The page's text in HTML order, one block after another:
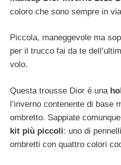
coloro che sono sempre in
Piccola, maneggevole ma
per il trucco fai da te
volo.
Questa trousse Dior é una
l’inverno contenente di base
ombretto. Sappiate
kit più piccoli: uno di
ombretti con quattro colori